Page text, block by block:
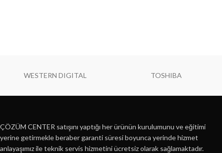
WESTERN DIGITAL TOSHIBA
ÇÖZÜM CENTER satışını yaptığı her ürünün kurulumunu ve eğitimi
yerine getirmekle beraber garanti süresi boyunca yerinde hizmet
anlayaşımız ile teknik servis hizmetini ücretsiz olarak sağlamaktadır.